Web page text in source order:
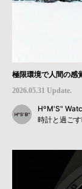
極限環境で人間の感
2026.05.31 Update.
HºM'S"
時計と過ご